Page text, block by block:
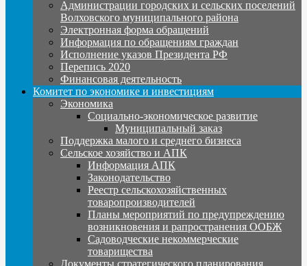
Администрации городских и сельских поселений
Волховского муниципального района
Электронная форма обращений
Информация по обращениям граждан
Исполнение указов Президента РФ
Перепись 2020
Финансовая деятельность
Комитет по экономике и инвестициям
Экономика
Социально-экономическое развитие
Муниципальный заказ
Поддержка малого и среднего бизнеса
Сельское хозяйство и АПК
Информация АПК
Законодательство
Реестр сельскохозяйственных
товаропроизводителей
Планы мероприятий по предупреждению
возникновения и рапространения ООБЖ
Садоводческие некоммерческие
товарищества
Документы стратегического планирования